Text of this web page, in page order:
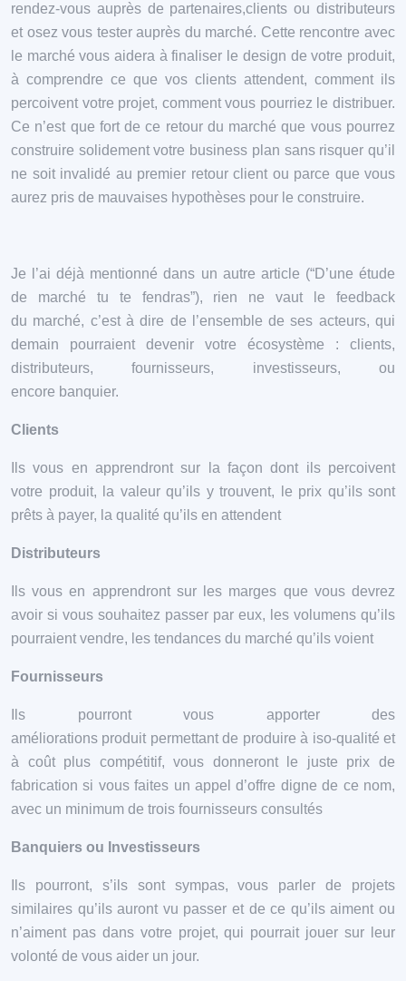
rendez-vous auprès de partenaires,clients ou distributeurs
et osez vous tester auprès du marché. Cette rencontre avec
le marché vous aidera à finaliser le design de votre produit,
à comprendre ce que vos clients attendent, comment ils
percoivent votre projet, comment vous pourriez le distribuer.
Ce n’est que fort de ce retour du marché que vous pourrez
construire solidement votre business plan sans risquer qu’il
ne soit invalidé au premier retour client ou parce que vous
aurez pris de mauvaises hypothèses pour le construire.
Je l’ai déjà mentionné dans un autre article (“D’une étude
de marché tu te fendras”), rien ne vaut le feedback
du marché, c’est à dire de l’ensemble de ses acteurs, qui
demain pourraient devenir votre écosystème : clients,
distributeurs, fournisseurs, investisseurs, ou
encore banquier.
Clients
Ils vous en apprendront sur la façon dont ils percoivent
votre produit, la valeur qu’ils y trouvent, le prix qu’ils sont
prêts à payer, la qualité qu’ils en attendent
Distributeurs
Ils vous en apprendront sur les marges que vous devrez
avoir si vous souhaitez passer par eux, les volumens qu’ils
pourraient vendre, les tendances du marché qu’ils voient
Fournisseurs
Ils pourront vous apporter des
améliorations produit permettant de produire à iso-qualité et
à coût plus compétitif, vous donneront le juste prix de
fabrication si vous faites un appel d’offre digne de ce nom,
avec un minimum de trois fournisseurs consultés
Banquiers ou Investisseurs
Ils pourront, s’ils sont sympas, vous parler de projets
similaires qu’ils auront vu passer et de ce qu’ils aiment ou
n’aiment pas dans votre projet, qui pourrait jouer sur leur
volonté de vous aider un jour.